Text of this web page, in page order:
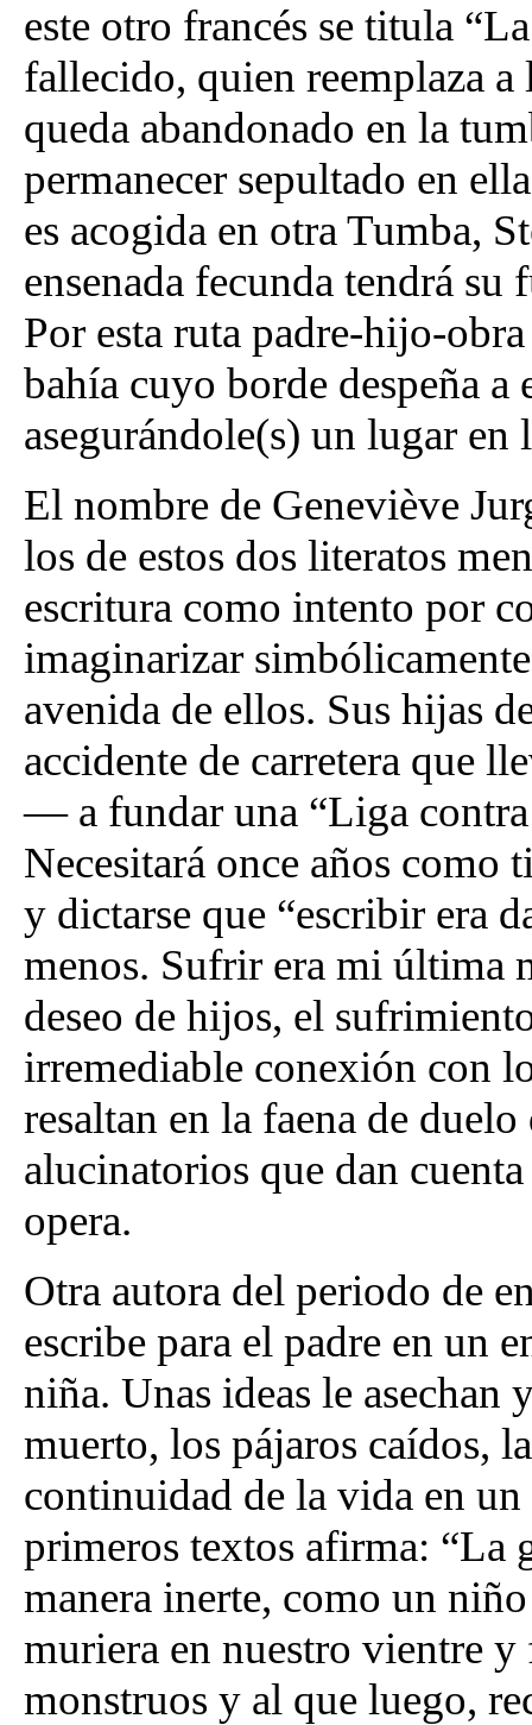
este otro francés se titula
fallecido, quien reemplaza
queda abandonado en la
permanecer sepultado en
es acogida en otra Tumba,
ensenada fecunda tendrá
Por esta ruta padre-hijo-
bahía cuyo borde despeña a
asegurándole(s) un lugar
El nombre de Geneviève
los de estos dos literatos
escritura como intento por
imaginarizar
avenida de ellos. Sus hijas
accidente de carretera que
— a fundar una “Liga
Necesitará once años
y dictarse que “escribir era
menos. Sufrir era mi última
deseo de hijos, el
irremediable conexión con
resaltan en la faena de
alucinatorios que dan
opera.
Otra autora del periodo de
escribe para el padre en un
niña. Unas ideas le
muerto, los pájaros caídos,
continuidad de la vida en
primeros textos afirma: “La
manera inerte, como un
muriera en nuestro vientre
monstruos y al que luego,